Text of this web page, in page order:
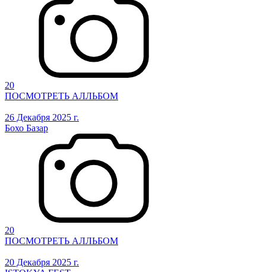
20
ПОСМОТРЕТЬ АЛЛЬБОМ
26 Декабря 2025 г.
Бохо Базар
20
ПОСМОТРЕТЬ АЛЛЬБОМ
20 Декабря 2025 г.